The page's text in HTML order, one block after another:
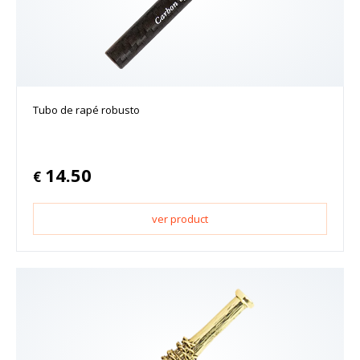
Tubo de rapé robusto
€ 14.50
ver product